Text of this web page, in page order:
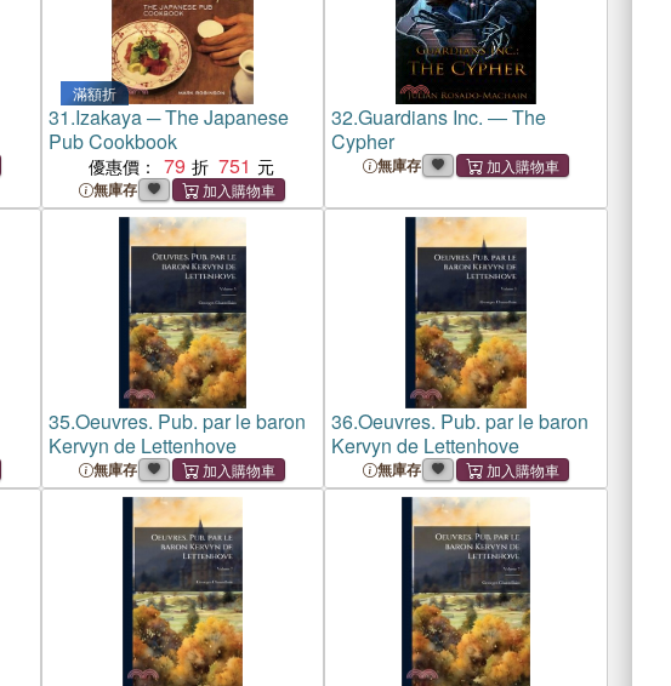
滿額折
31.Izakaya ─ The Japanese
Pub Cookbook
優惠價： 79 751
無庫存
32.Guardians Inc. ― The
Cypher
無庫存
35.Oeuvres. Pub. par le baron
Kervyn de Lettenhove
無庫存
36.Oeuvres. Pub. par le baron
Kervyn de Lettenhove
無庫存